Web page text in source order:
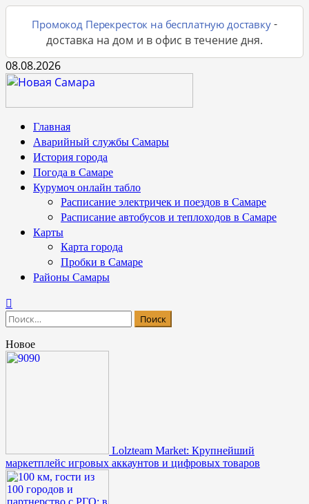
Промокод Перекресток на бесплатную доставку-
доставка на дом и в офис в течение дня.
Перейти
к
08.08.2026
Основное
меню
Главная
Аварийный службы Самары
История города
Погода в Самаре
Курумоч онлайн табло
Расписание электричек и поездов в Самаре
Расписание автобусов и теплоходов в Самаре
Карты
Карта города
Пробки в Самаре
Районы Самары
Найти:
Новое
Lolzteam Market: Крупнейший
маркетплейс игровых аккаунтов и цифровых товаров